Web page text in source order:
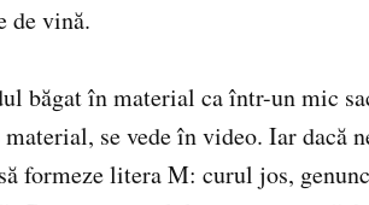
de vină.
băgat în material ca într-un mic
se vede în video. Iar dacă
formeze litera M: curul jos,